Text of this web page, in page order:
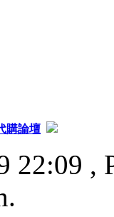
購論壇
22:09 ,